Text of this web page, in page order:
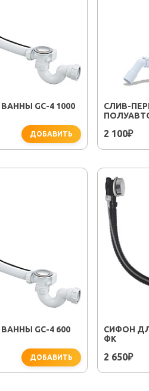
GC-4 1000
ДОБАВИТЬ
CЛИВ-
2 100₽
GC-4 600
ДОБАВИТЬ
СИФОН
ФК
2 650₽